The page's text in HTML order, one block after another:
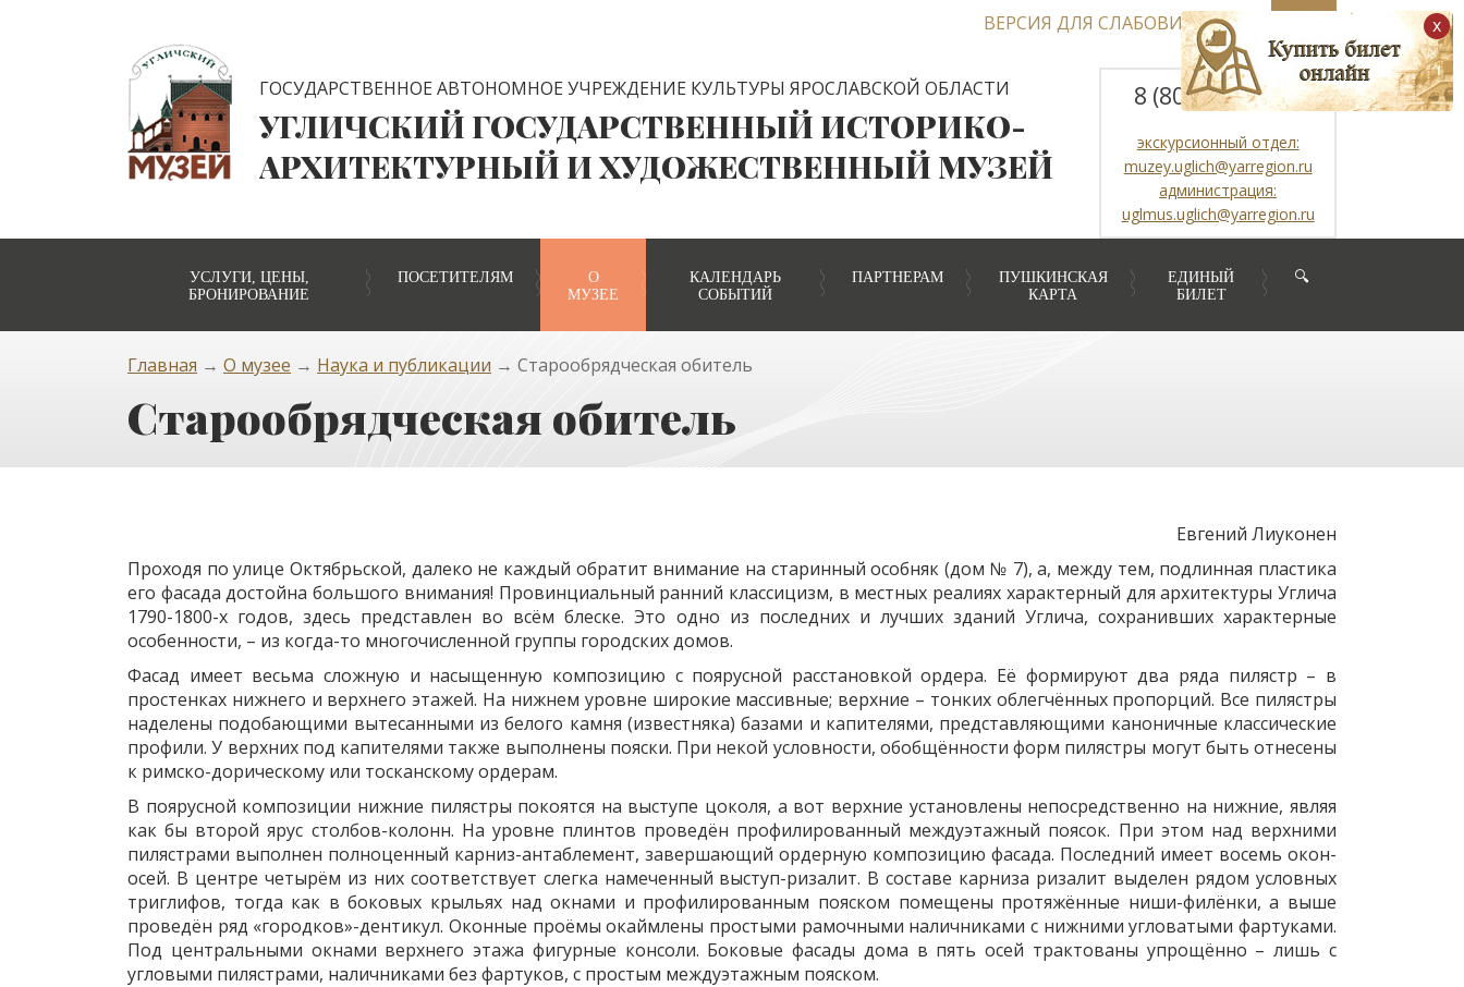
ВЕРСИЯ ДЛЯ СЛАБОВИДЯЩИХ
ГОСУДАРСТВЕННОЕ АВТОНОМНОЕ УЧРЕЖДЕНИЕ КУЛЬТУРЫ ЯРОСЛАВСКОЙ ОБЛАСТИ
УГЛИЧСКИЙ ГОСУДАРСТВЕННЫЙ ИСТОРИКО-
АРХИТЕКТУРНЫЙ И ХУДОЖЕСТВЕННЫЙ МУЗЕЙ
8 (800) 2507317
экскурсионный отдел:
muzey.uglich@yarregion.ru
администрация:
uglmus.uglich@yarregion.ru
УСЛУГИ, ЦЕНЫ,
БРОНИРОВАНИЕ
ПОСЕТИТЕЛЯМ
О
МУЗЕЕ
КАЛЕНДАРЬ
СОБЫТИЙ
ПАРТНЕРАМ
ПУШКИНСКАЯ
КАРТА
ЕДИНЫЙ
БИЛЕТ
🔍
Главная → О музее → Наука и публикации → Старообрядческая обитель
Старообрядческая обитель
Евгений Лиуконен
Проходя по улице Октябрьской, далеко не каждый обратит внимание на старинный особняк (дом № 7), а, между тем, подлинная пластика
его фасада достойна большого внимания! Провинциальный ранний классицизм, в местных реалиях характерный для архитектуры Углича
1790-1800-х годов, здесь представлен во всём блеске. Это одно из последних и лучших зданий Углича, сохранивших характерные
особенности, – из когда-то многочисленной группы городских домов.
Фасад имеет весьма сложную и насыщенную композицию с поярусной расстановкой ордера. Её формируют два ряда пилястр – в
простенках нижнего и верхнего этажей. На нижнем уровне широкие массивные; верхние – тонких облегчённых пропорций. Все пилястры
наделены подобающими вытесанными из белого камня (известняка) базами и капителями, представляющими каноничные классические
профили. У верхних под капителями также выполнены пояски. При некой условности, обобщённости форм пилястры могут быть отнесены
к римско-дорическому или тосканскому ордерам.
В поярусной композиции нижние пилястры покоятся на выступе цоколя, а вот верхние установлены непосредственно на нижние, являя
как бы второй ярус столбов-колонн. На уровне плинтов проведён профилированный междуэтажный поясок. При этом над верхними
пилястрами выполнен полноценный карниз-антаблемент, завершающий ордерную композицию фасада. Последний имеет восемь окон-
осей. В центре четырём из них соответствует слегка намеченный выступ-ризалит. В составе карниза ризалит выделен рядом условных
триглифов, тогда как в боковых крыльях над окнами и профилированным пояском помещены протяжённые ниши-филёнки, а выше
проведён ряд «городков»-дентикул. Оконные проёмы окаймлены простыми рамочными наличниками с нижними угловатыми фартуками.
Под центральными окнами верхнего этажа фигурные консоли. Боковые фасады дома в пять осей трактованы упрощённо – лишь с
угловыми пилястрами, наличниками без фартуков, с простым междуэтажным пояском.
x